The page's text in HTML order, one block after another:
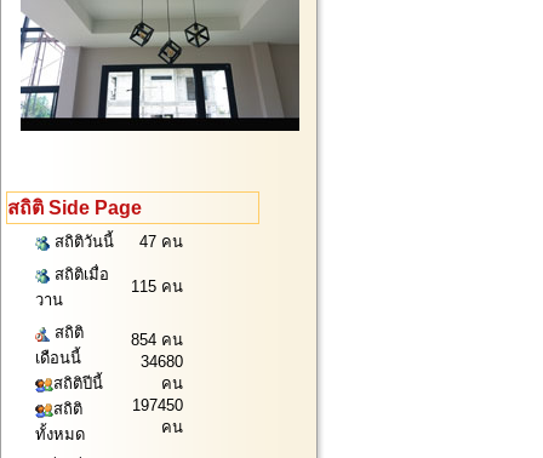
สถิติ Side Page
สถิติวันนี้
47 คน
สถิติเมื่อ
วาน
115 คน
สถิติ
เดือนนี้
สถิติปีนี้
สถิติ
ทั้งหมด
854 คน
34680
คน
197450
คน